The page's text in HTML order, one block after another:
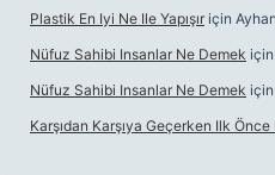
Plastik En Iyi Ne Ile Yapışır için Ayhan
Nüfuz Sahibi Insanlar Ne Demek için
Nüfuz Sahibi Insanlar Ne Demek için
Karşıdan Karşıya Geçerken Ilk Önce